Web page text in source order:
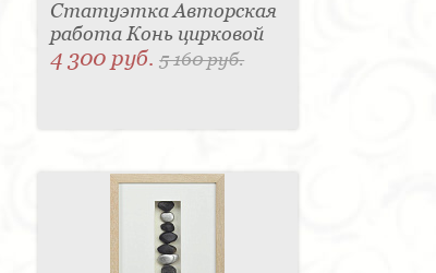
Статуэтка Авторская
работа Конь цирковой
4 300 руб.5 160 руб.